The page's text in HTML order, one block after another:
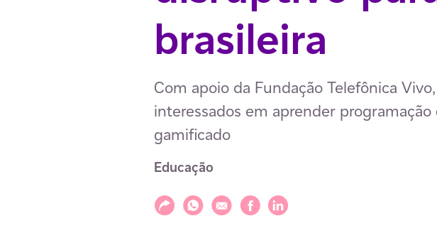
brasileira
Com apoio da Fundação Telefônica
interessados em aprender
gamificado
Educação
Compartilhar
Compartilhar via WhatsApp
Compartilhar via E-mail
Compartilhar via Facebook
Compartilhar via LinkedIn